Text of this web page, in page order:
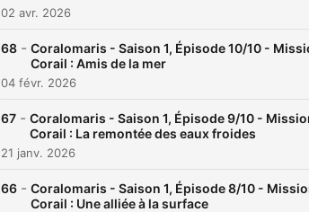
02 avr. 2026
68 - Coralomaris - Saison 1, Épisode 10/10 -
Corail : Amis de la mer
04 févr. 2026
67 - Coralomaris - Saison 1, Épisode 9/10 -
Corail : La remontée des eaux froides
21 janv. 2026
66 - Coralomaris - Saison 1, Épisode 8/10 -
Corail : Une alliée à la surface